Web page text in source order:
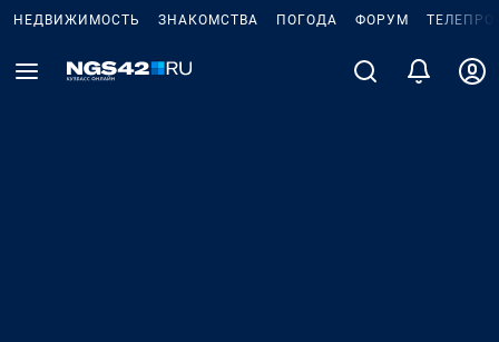
НЕДВИЖИМОСТЬ ЗНАКОМСТВА ПОГОДА ФОРУМ